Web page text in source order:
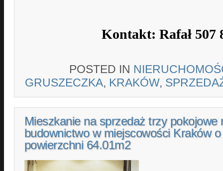
Kontakt: Rafał 507
POSTED IN
GRUSZECZKA, KRAKÓW,
Mieszkanie na sprzedaż trzy pokojowe
budownictwo w miejscowości Kraków o
powierzchni 64.01m2